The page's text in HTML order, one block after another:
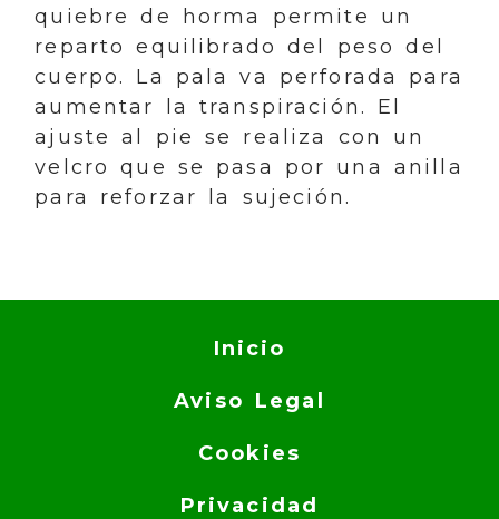
quiebre de horma permite un
reparto equilibrado del peso del
cuerpo. La pala va perforada para
aumentar la transpiración. El
ajuste al pie se realiza con un
velcro que se pasa por una anilla
para reforzar la sujeción.
Inicio
Aviso Legal
Cookies
Privacidad